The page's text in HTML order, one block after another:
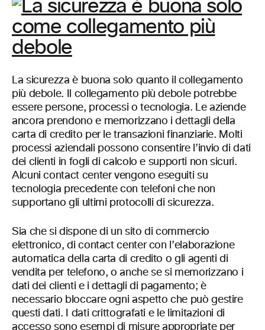
La sicurezza è buona solo quanto il collegamento
più debole. Il collegamento più debole potrebbe
essere persone, processi o tecnologia. Le aziende
ancora prendono e memorizzano i dettagli della
carta di credito per le transazioni finanziarie. Molti
processi aziendali possono consentire l’invio di dati
dei clienti in fogli di calcolo e supporti non sicuri.
Alcuni contact center vengono eseguiti su
tecnologia precedente con telefoni che non
supportano gli ultimi protocolli di sicurezza.
Sia che si dispone di un sito di commercio
elettronico, di contact center con l’elaborazione
automatica della carta di credito o gli agenti di
vendita per telefono, o anche se si memorizzano i
dati dei clienti e i dettagli di pagamento; è
necessario bloccare ogni aspetto che può gestire
questi dati. I dati crittografati e le limitazioni di
accesso sono esempi di misure appropriate per